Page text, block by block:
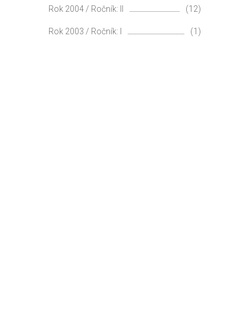
Rok 2004 / Ročník: II (12)
Rok 2003 / Ročník: I (1)